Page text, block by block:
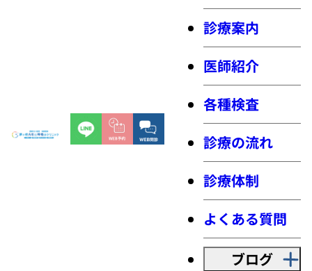
診療案内
医師紹介
各種検査
診療の流れ
診療体制
よくある質問
ブログ